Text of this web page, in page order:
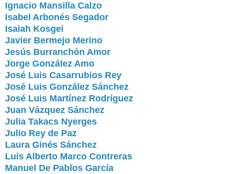
Ignacio Mansilla Calzo
Isabel Arbonés Segador
Isaiah Kosgei
Javier Bermejo Merino
Jesús Burranchón Amor
Jorge González Amo
José Luis Casarrubios Rey
José Luis González Sánchez
José Luis Martínez Rodríguez
Juan Vázquez Sánchez
Julia Takacs Nyerges
Julio Rey de Paz
Laura Ginés Sánchez
Luis Alberto Marco Contreras
Manuel De Pablos García